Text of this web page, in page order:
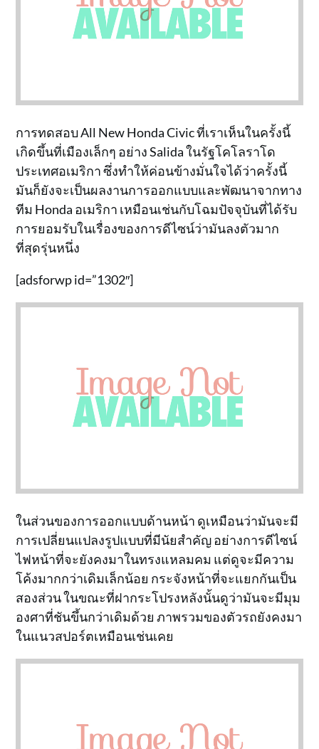
การทดสอบ All New Honda Civic ที่เราเห็นในครั้งนี้
เกิดขึ้นที่เมืองเล็กๆ อย่าง Salida ในรัฐโคโลราโด
ประเทศอเมริกา ซึ่งทำให้ค่อนข้างมั่นใจได้ว่าครั้งนี้
มันก็ยังจะเป็นผลงานการออกแบบและพัฒนาจากทาง
ทีม Honda อเมริกา เหมือนเช่นกับโฉมปัจจุบันที่ได้รับ
การยอมรับในเรื่องของการดีไซน์ว่ามันลงตัวมาก
ที่สุดรุ่นหนึ่ง
[adsforwp id=”1302″]
ในส่วนของการออกแบบด้านหน้า ดูเหมือนว่ามันจะมี
การเปลี่ยนแปลงรูปแบบที่มีนัยสำคัญ อย่างการดีไซน์
ไฟหน้าที่จะยังคงมาในทรงแหลมคม แต่ดูจะมีความ
โค้งมากกว่าเดิมเล็กน้อย กระจังหน้าที่จะแยกกันเป็น
สองส่วน ในขณะที่ฝากระโปรงหลังนั้นดูว่ามันจะมีมุม
องศาที่ชันขึ้นกว่าเดิมด้วย ภาพรวมของตัวรถยังคงมา
ในแนวสปอร์ตเหมือนเช่นเคย